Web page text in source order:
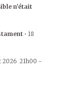
n’était
• 18
2026 21h00 -